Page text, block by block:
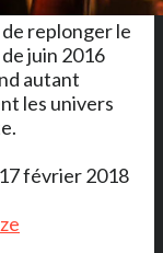
replonger le
juin 2016
autant
les univers
février 2018